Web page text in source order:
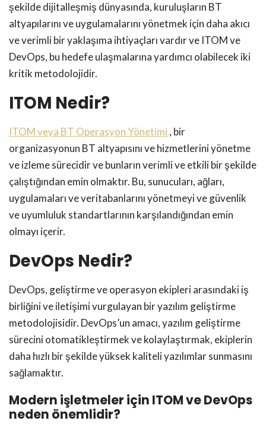
şekilde dijitalleşmiş dünyasında, kuruluşların BT
altyapılarını ve uygulamalarını yönetmek için daha akıcı
ve verimli bir yaklaşıma ihtiyaçları vardır ve ITOM ve
DevOps, bu hedefe ulaşmalarına yardımcı olabilecek iki
kritik metodolojidir.
ITOM Nedir?
ITOM veya BT Operasyon Yönetimi , bir
organizasyonun BT altyapısını ve hizmetlerini yönetme
ve izleme sürecidir ve bunların verimli ve etkili bir şekilde
çalıştığından emin olmaktır. Bu, sunucuları, ağları,
uygulamaları ve veritabanlarını yönetmeyi ve güvenlik
ve uyumluluk standartlarının karşılandığından emin
olmayı içerir.
DevOps Nedir?
DevOps, geliştirme ve operasyon ekipleri arasındaki iş
birliğini ve iletişimi vurgulayan bir yazılım geliştirme
metodolojisidir. DevOps’un amacı, yazılım geliştirme
sürecini otomatikleştirmek ve kolaylaştırmak, ekiplerin
daha hızlı bir şekilde yüksek kaliteli yazılımlar sunmasını
sağlamaktır.
Modern işletmeler için ITOM ve DevOps
neden önemlidir?